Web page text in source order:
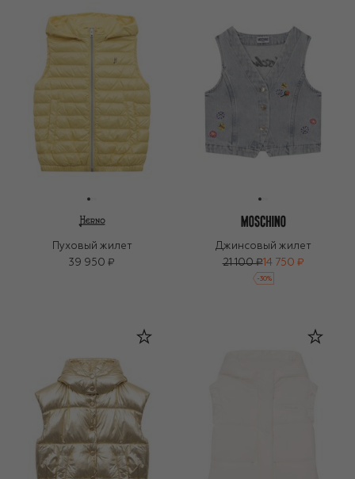
Пуховый жилет
39 950 ₽
Джинсовый жилет
21 100 ₽14 750 ₽
-30%